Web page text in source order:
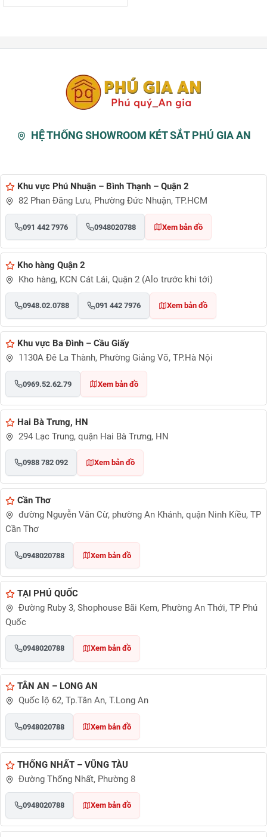
HỆ THỐNG SHOWROOM KÉT SẮT PHÚ GIA AN
Khu vực Phú Nhuận – Bình Thạnh – Quận 2
82 Phan Đăng Lưu, Phường Đức Nhuận, TP.HCM
091 442 7976 0948020788 Xem bản đồ
Kho hàng Quận 2
Kho hàng, KCN Cát Lái, Quận 2 (Alo trước khi tới)
0948.02.0788 091 442 7976 Xem bản đồ
Khu vực Ba Đình – Cầu Giấy
1130A Đê La Thành, Phường Giảng Võ, TP.Hà Nội
0969.52.62.79 Xem bản đồ
Hai Bà Trưng, HN
294 Lạc Trung, quận Hai Bà Trưng, HN
0988 782 092 Xem bản đồ
Cần Thơ
đường Nguyễn Văn Cừ, phường An Khánh, quận Ninh Kiều, TP
Cần Thơ
0948020788 Xem bản đồ
TẠI PHÚ QUỐC
Đường Ruby 3, Shophouse Bãi Kem, Phường An Thới, TP Phú
Quốc
0948020788 Xem bản đồ
TÂN AN – LONG AN
Quốc lộ 62, Tp.Tân An, T.Long An
0948020788 Xem bản đồ
THỐNG NHẤT – VŨNG TÀU
Đường Thống Nhất, Phường 8
0948020788 Xem bản đồ